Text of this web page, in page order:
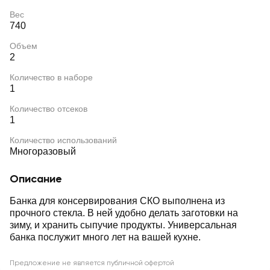
Вес
740
Объем
2
Количество в наборе
1
Количество отсеков
1
Количество использований
Многоразовый
Описание
Банка для консервирования СКО выполнена из
прочного стекла. В ней удобно делать заготовки на
зиму, и хранить сыпучие продукты. Универсальная
банка послужит много лет на вашей кухне.
Предложение не является публичной офертой